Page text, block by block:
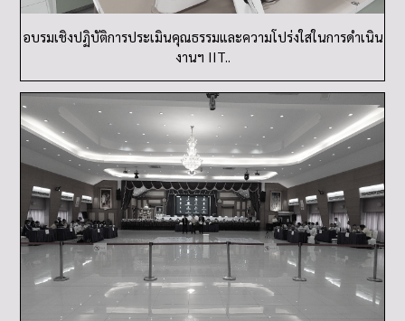
อบรมเชิงปฏิบัติการประเมินคุณธรรมและความโปร่งใสในการดำเนิน
งานฯ IIT..